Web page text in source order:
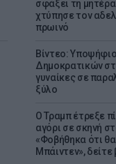
σφάξει τη
χτύπησε τον
πρωινό
Βίντεο:
Δημοκρατικών
γυναίκες σε
ξύλο
Ο Τραμπ έτρεξε
αγόρι σε σκηνή
«Φοβήθηκα ότι
Μπάιντεν», δείτε